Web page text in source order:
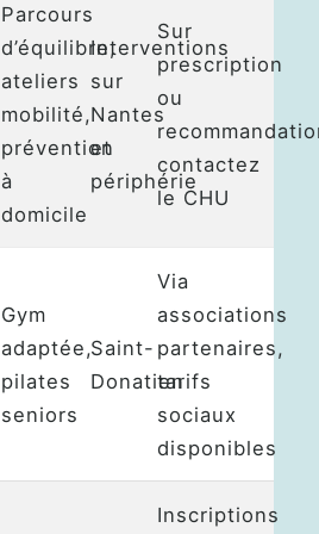
Parcours
d’équilibre,
ateliers
mobilité,
prévention
à
domicile
Interventions
sur
Nantes
et
périphérie
Sur
prescription
ou
contactez
le CHU
Gym
adaptée,
pilates
seniors
Saint-
Donatien
Via
associations
partenaires,
tarifs
sociaux
disponibles
Inscriptions